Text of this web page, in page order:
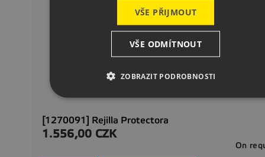
[1270091] Rejilla Protectora
Precio
1.556,00 CZK
On
VŠE PŘIJMOUT
VŠE ODMÍTNOUT
ZOBRAZIT PODROBNOSTI